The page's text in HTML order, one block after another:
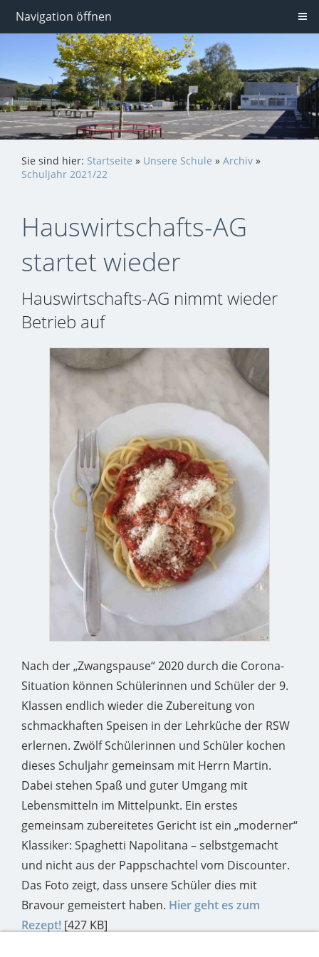
Navigation öffnen
Sie sind hier: Startseite » Unsere Schule » Archiv »
Schuljahr 2021/22
Hauswirtschafts-AG
startet wieder
Hauswirtschafts-AG nimmt wieder
Betrieb auf
Nach der „Zwangspause“ 2020 durch die Corona-
Situation können Schülerinnen und Schüler der 9.
Klassen endlich wieder die Zubereitung von
schmackhaften Speisen in der Lehrküche der RSW
erlernen. Zwölf Schülerinnen und Schüler kochen
dieses Schuljahr gemeinsam mit Herrn Martin.
Dabei stehen Spaß und guter Umgang mit
Lebensmitteln im Mittelpunkt. Ein erstes
gemeinsam zubereitetes Gericht ist ein „moderner“
Klassiker: Spaghetti Napolitana – selbstgemacht
und nicht aus der Pappschachtel vom Discounter.
Das Foto zeigt, dass unsere Schüler dies mit
Bravour gemeistert haben. Hier geht es zum
Rezept! [427 KB]